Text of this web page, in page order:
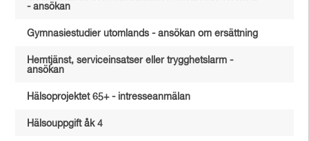
- ansökan
Gymnasiestudier utomlands - ansökan om ersättning
Hemtjänst, serviceinsatser eller trygghetslarm -
ansökan
Hälsoprojektet 65+ - intresseanmälan
Hälsouppgift åk 4